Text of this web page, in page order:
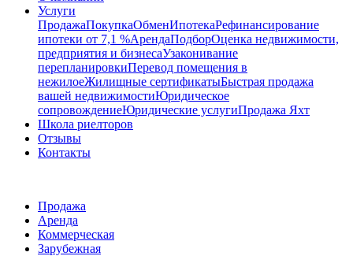
Услуги
ПродажаПокупкаОбменИпотекаРефинансирование
ипотеки от 7,1 %АрендаПодборОценка недвижимости,
предприятия и бизнесаУзаконивание
перепланировкиПеревод помещения в
нежилоеЖилищные сертификатыБыстрая продажа
вашей недвижимостиЮридическое
сопровождениеЮридические услугиПродажа Яхт
Школа риелторов
Отзывы
Контакты
Продажа
Аренда
Коммерческая
Зарубежная